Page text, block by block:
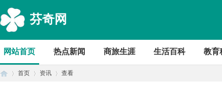
芬奇网
网站首页 热点新闻 商旅生涯 生活百科 教育
首页 资讯 查看